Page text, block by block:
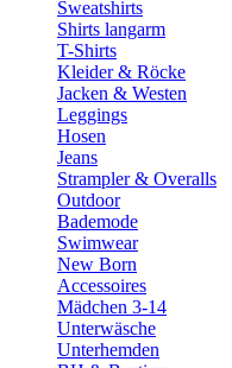
Sweatshirts
Shirts langarm
T-Shirts
Kleider & Röcke
Jacken & Westen
Leggings
Hosen
Jeans
Strampler & Overalls
Outdoor
Bademode
Swimwear
New Born
Accessoires
Mädchen 3-14
Unterwäsche
Unterhemden